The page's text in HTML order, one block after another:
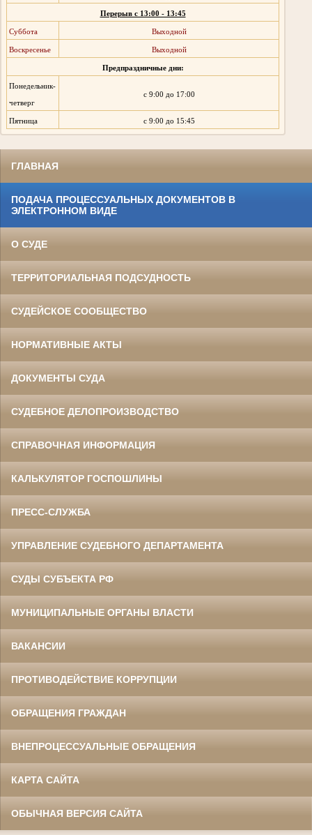
Перерыв с 13:00 - 13:45
Суббота Выходной
Воскресенье Выходной
Предпраздничные дни:
Понедельник-
четверг
с 9:00 до 17:00
Пятница с 9:00 до 15:45
ГЛАВНАЯ
ПОДАЧА ПРОЦЕССУАЛЬНЫХ ДОКУМЕНТОВ В
ЭЛЕКТРОННОМ ВИДЕ
О СУДЕ
ТЕРРИТОРИАЛЬНАЯ ПОДСУДНОСТЬ
СУДЕЙСКОЕ СООБЩЕСТВО
НОРМАТИВНЫЕ АКТЫ
ДОКУМЕНТЫ СУДА
СУДЕБНОЕ ДЕЛОПРОИЗВОДСТВО
СПРАВОЧНАЯ ИНФОРМАЦИЯ
КАЛЬКУЛЯТОР ГОСПОШЛИНЫ
ПРЕСС-СЛУЖБА
УПРАВЛЕНИЕ СУДЕБНОГО ДЕПАРТАМЕНТА
СУДЫ СУБЪЕКТА РФ
МУНИЦИПАЛЬНЫЕ ОРГАНЫ ВЛАСТИ
ВАКАНСИИ
ПРОТИВОДЕЙСТВИЕ КОРРУПЦИИ
ОБРАЩЕНИЯ ГРАЖДАН
ВНЕПРОЦЕССУАЛЬНЫЕ ОБРАЩЕНИЯ
КАРТА САЙТА
ОБЫЧНАЯ ВЕРСИЯ САЙТА